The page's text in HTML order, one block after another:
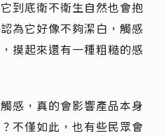
到底衛不衛生自然也會抱
為它好像不夠潔白，觸感
摸起來還有一種粗糙的感
感，真的會影響產品本身
不僅如此，也有些民眾會